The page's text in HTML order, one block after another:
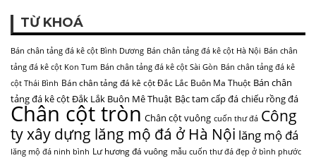
TỪ KHOÁ
Bán chân tảng đá kê cột Bình Dương Bán chân tảng đá kê cột Hà Nội Bán chân
tảng đá kê cột Kon Tum Bán chân tảng đá kê cột Sài Gòn Bán chân tảng đá kê
cột Thái Bình Bán chân tảng đá kê cột Đắc Lắc Buôn Ma Thuột Bán chân
tảng đá kê cột Đắk Lắk Buôn Mê Thuật Bậc tam cấp đá chiếu rồng đá
Chân cột tròn Chân cột vuông cuốn thư đá Công
ty xây dựng lăng mộ đá ở Hà Nội lăng mộ đá
lăng mộ đá ninh bình Lư hương đá vuông mẫu cuốn thư đá đẹp ở bình phước